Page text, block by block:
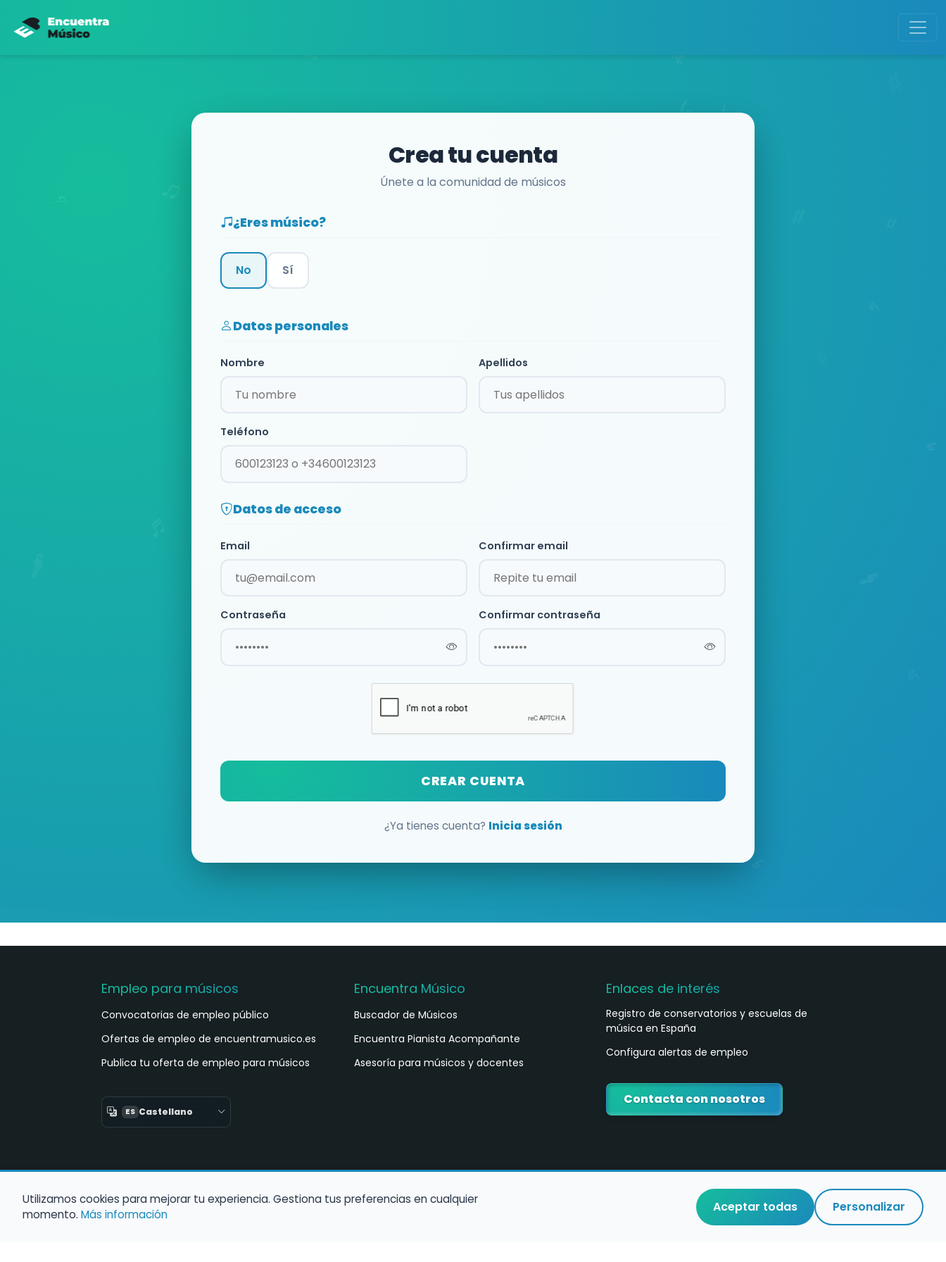
Crea tu cuenta
Únete a la comunidad de músicos
¿Eres músico?
No Sí
Datos personales
Nombre Apellidos
Teléfono
Datos de acceso
Email Confirmar email
Contraseña Confirmar contraseña
CREAR CUENTA
¿Ya tienes cuenta? Inicia sesión
Empleo para músicos
Convocatorias de empleo público
Ofertas de empleo de encuentramusico.es
Publica tu oferta de empleo para músicos
ES Castellano
Encuentra Músico
Buscador de Músicos
Encuentra Pianista Acompañante
Asesoría para músicos y docentes
Enlaces de interés
Registro de conservatorios y escuelas de
música en España
Configura alertas de empleo
Contacta con nosotros
Utilizamos cookies para mejorar tu experiencia. Gestiona tus preferencias en cualquier
momento. Más información Aceptar todas Personalizar